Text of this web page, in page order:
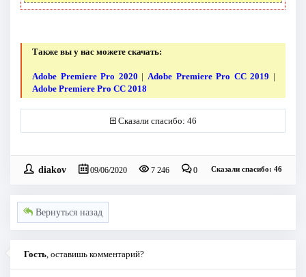
Также вы у нас можете скачать:
Adobe Premiere Pro 2020 | Adobe Premiere Pro CC 2019 |
Adobe Premiere Pro CC 2018
Сказали спасибо: 46
diakov 09/06/2020 7 246 0 Сказали спасибо: 46
Вернуться назад
Гость , оставишь комментарий?